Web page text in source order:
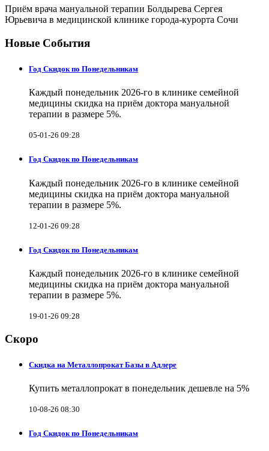
Приём врача мануальной терапии Болдырева Сергея
Юрьевича в медицинской клинике города-курорта Сочи
Новые События
Год Скидок по Понедельникам
Каждый понедельник 2026-го в клинике семейной
медицины скидка на приём доктора мануальной
терапии в размере 5%.
05-01-26 09:28
Год Скидок по Понедельникам
Каждый понедельник 2026-го в клинике семейной
медицины скидка на приём доктора мануальной
терапии в размере 5%.
12-01-26 09:28
Год Скидок по Понедельникам
Каждый понедельник 2026-го в клинике семейной
медицины скидка на приём доктора мануальной
терапии в размере 5%.
19-01-26 09:28
Скоро
Скидка на Металлопрокат Базы в Адлере
Купить металлопрокат в понедельник дешевле на 5%
10-08-26 08:30
Год Скидок по Понедельникам